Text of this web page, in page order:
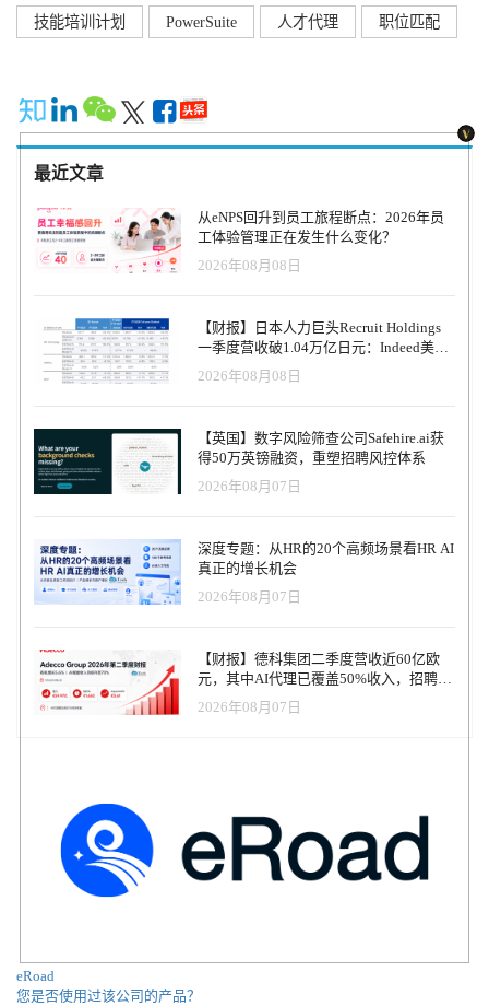
技能培训计划 PowerSuite 人才代理 职位匹配
最近文章
从eNPS回升到员工旅程断点：2026年员
工体验管理正在发生什么变化？
2026年08月08日
【财报】日本人力巨头Recruit Holdings
一季度营收破1.04万亿日元：Indeed美国
收入逆势增长30%，AI招聘推动利润率升
至47.4%
2026年08月08日
【英国】数字风险筛查公司Safehire.ai获
得50万英镑融资，重塑招聘风控体系
2026年08月07日
深度专题：从HR的20个高频场景看HR AI
真正的增长机会
2026年08月07日
【财报】德科集团二季度营收近60亿欧
元，其中AI代理已覆盖50%收入，招聘服
务进入运营重构阶段
2026年08月07日
eRoad
您是否使用过该公司的产品？